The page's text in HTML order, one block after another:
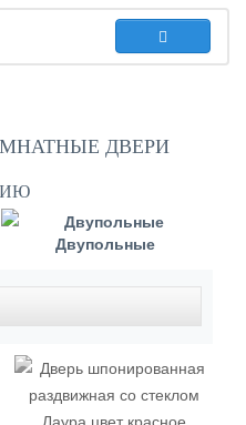
ДВЕРИ
Двупольные